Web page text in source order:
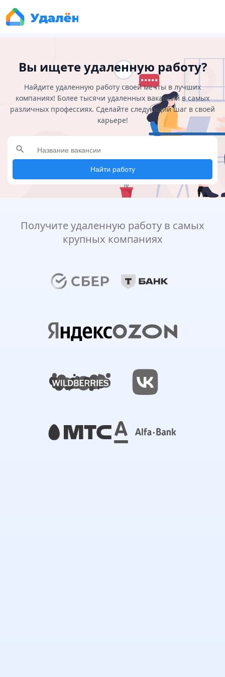
Вы ищете удаленную работу?
Найдите удаленную работу своей мечты в лучших
компаниях! Более тысячи удаленных вакансий в самых
различных профессиях. Сделайте следующий шаг в своей
карьере!
search
Найти работу
Получите удаленную работу в самых
крупных компаниях